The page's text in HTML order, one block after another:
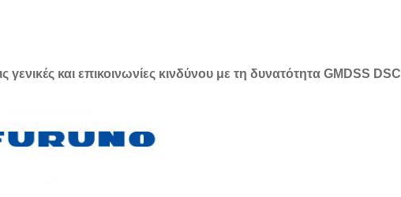
και επικοινωνίες κινδύνου με τη δυνατότητα GMDSS DSC